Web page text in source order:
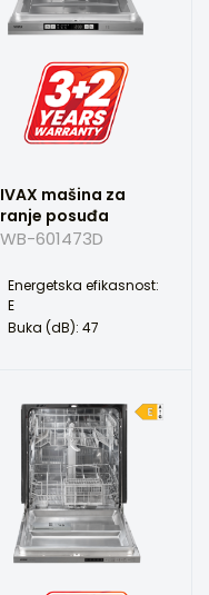
mašina za
posuđa
601473D
Energetska efikasnost:
E
Buka (dB): 47